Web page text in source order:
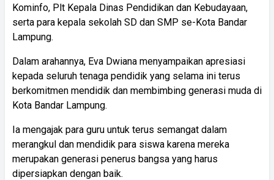
Kominfo, Plt Kepala Dinas Pendidikan dan Kebudayaan,
serta para kepala sekolah SD dan SMP se-Kota Bandar
Lampung.
Dalam arahannya, Eva Dwiana menyampaikan apresiasi
kepada seluruh tenaga pendidik yang selama ini terus
berkomitmen mendidik dan membimbing generasi muda di
Kota Bandar Lampung.
Ia mengajak para guru untuk terus semangat dalam
merangkul dan mendidik para siswa karena mereka
merupakan generasi penerus bangsa yang harus
dipersiapkan dengan baik.